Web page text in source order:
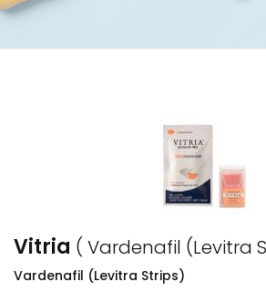
Vitria ( Vardenafil (Levitra
Vardenafil (Levitra Strips)